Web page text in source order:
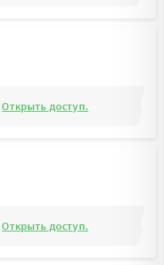
Открыть доступ.
Открыть доступ.